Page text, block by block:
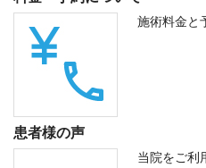
施術料金と
患者様の声
当院をご利